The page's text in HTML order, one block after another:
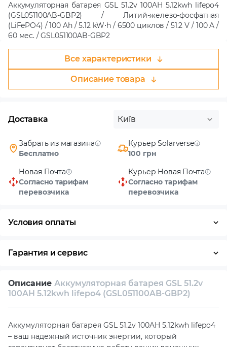
Аккумуляторная батарея GSL 51.2v 100AH 5.12kwh lifepo4
(GSL051100AB-GBP2) / Литий-железо-фосфатная
(LiFePO4) / 100 Ah / 5.12 kW⋅h / 6500 циклов / 51.2 V / 100 A /
60 мес. / GSL051100AB-GBP2
Все характеристики
Описание товара
Доставка Київ
Забрать из магазина
Бесплатно
Курьер Solarverse
100 грн
Новая Почта
Согласно тарифам
перевозчика
Курьер Новая Почта
Согласно тарифам
перевозчика
Условия оплаты
Гарантия и сервис
Собственный сервисный центр
Описание Аккумуляторная батарея GSL 51.2v
100AH 5.12kwh lifepo4 (GSL051100AB-GBP2)
Аккумуляторная батарея GSL 51.2v 100AH 5.12kwh lifepo4
– ваш надежный источник энергии, который